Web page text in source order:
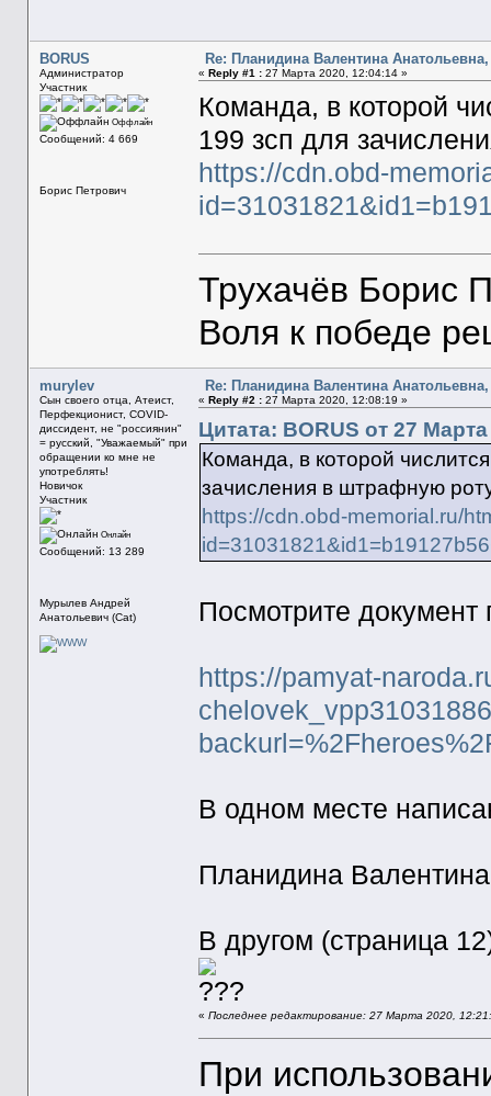
BORUS
Администратор
Участник
Оффлайн
Сообщений: 4 669
Борис Петрович
Re: Планидина Валентина Анатольевна,
« Reply #1 :27 Марта 2020, 12:04:14 »
Команда, в которой
199 зсп для
https://cdn.obd-
Трухачёв Борис
Воля к победе
murylev
Сын своего отца, Атеист,
Перфекционист, COVID-
диссидент, не "россиянин"
= русский, "Уважаемый" при
обращении ко мне не
употреблять!
Новичок
Участник
Онлайн
Сообщений: 13 289
Мурылев Андрей
Анатольевич (Cat)
Re: Планидина Валентина Анатольевна,
« Reply #2 :27 Марта 2020, 12:08:19 »
Цитата: BORUS от 27
Команда, в которой
зачисления в штрафную
https://cdn.obd-memorial.ru/
Посмотрите документ
https://pamyat-
В одном месте
Планидина
В другом (страница
« Последнее редактирование: 27 Марта 2020,
При